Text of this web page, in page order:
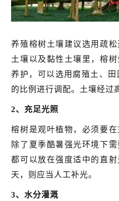
养殖榕树土壤建议选用疏
土壤以及黏性土壤里，榕
养护，可以选用腐殖土、
的比例进行调配。土壤经过
2、充足光照
榕树是观叶植物，必须要在
除了夏季酷暑强光环境下
都可以放在强度适中的直
天，则应当人工补光。
3、水分灌溉